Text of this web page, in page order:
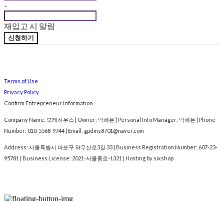
-
재입고 시 알림
신청하기
Terms of Use
Privacy Policy
Confirm Entrepreneur Information
Company Name: 모래하우스 | Owner: 박혜은 | Personal Info Manager: 박혜은 | Phone
Number: 010-5568-9744 | Email: gpdms8701@naver.com
Address: 서울특별시 마포구 와우산로3길 33 | Business Registration Number: 607-23-
95781
| Business License: 2021-서울종로-1321 | Hosting by sixshop